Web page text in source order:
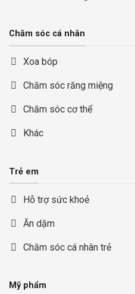
Chăm sóc cá nhân
Xoa bóp
Chăm sóc răng miệng
Chăm sóc cơ thể
Khác
Trẻ em
Hỗ trợ sức khoẻ
Ăn dặm
Chăm sóc cá nhân trẻ
Mỹ phẩm